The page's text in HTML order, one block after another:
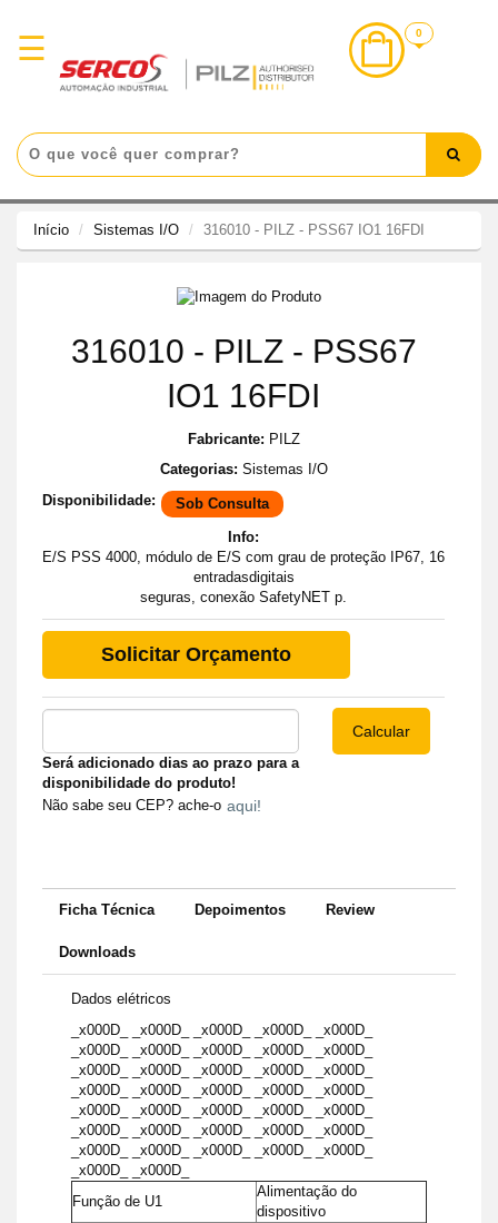
Login
Categorias
Destaques
Lançamentos
☰ 0
Início Sistemas I/O 316010 - PILZ - PSS67 IO1 16FDI
316010 - PILZ - PSS67
IO1 16FDI
Fabricante: PILZ
Categorias: Sistemas I/O
Disponibilidade:
Sob Consulta
Info:
E/S PSS 4000, módulo de E/S com grau de proteção IP67, 16
entradasdigitais
seguras, conexão SafetyNET p.
Solicitar Orçamento
Será adicionado dias ao prazo para a
disponibilidade do produto!
Não sabe seu CEP? ache-o aqui!
Ficha Técnica Depoimentos Review
Downloads
Dados elétricos
_x000D_ _x000D_ _x000D_ _x000D_ _x000D_
_x000D_ _x000D_ _x000D_ _x000D_ _x000D_
_x000D_ _x000D_ _x000D_ _x000D_ _x000D_
_x000D_ _x000D_ _x000D_ _x000D_ _x000D_
_x000D_ _x000D_ _x000D_ _x000D_ _x000D_
_x000D_ _x000D_ _x000D_ _x000D_ _x000D_
_x000D_ _x000D_ _x000D_ _x000D_ _x000D_
_x000D_ _x000D_
Função de U1
Alimentação do
dispositivo